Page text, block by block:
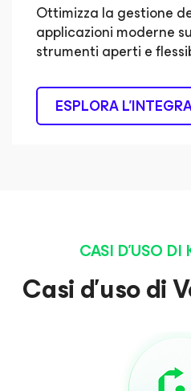
Ottimizza la gestione
applicazioni moderne
strumenti aperti e
ESPLORA
CASI D'USO DI
Casi d'uso di